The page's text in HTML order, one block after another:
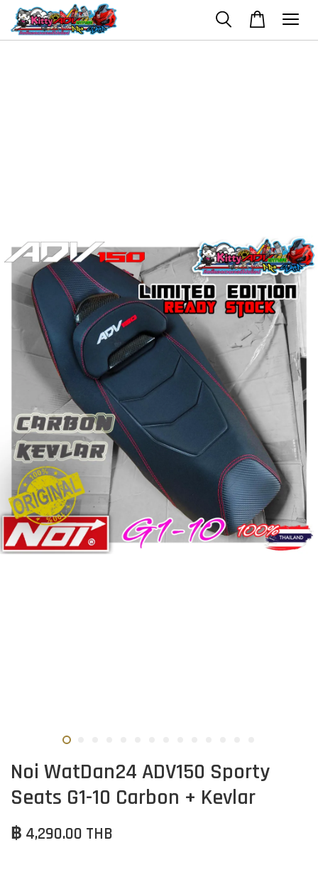
Noi WatDan24 ADV150 Sporty
Seats G1-10 Carbon + Kevlar
฿ 4,290.00 THB